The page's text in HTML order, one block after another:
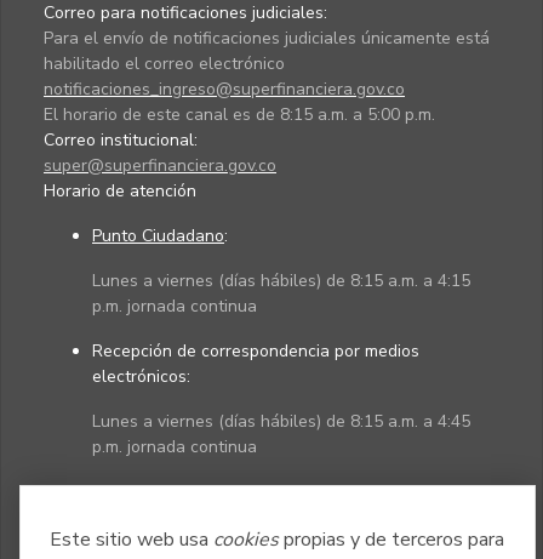
Este sitio web usa cookiespropias y de terceros para
Correo para notificaciones judiciales:
Para el envío de notificaciones judiciales únicamente está
habilitado el correo electrónico
notificaciones_ingreso@superfinanciera.gov.co
El horario de este canal es de 8:15 a.m. a 5:00 p.m.
Correo institucional:
super@superfinanciera.gov.co
Horario de atención
Punto Ciudadano:
Lunes a viernes (días hábiles) de 8:15 a.m. a 4:15
p.m. jornada continua
Recepción de correspondencia por medios
electrónicos:
Lunes a viernes (días hábiles) de 8:15 a.m. a 4:45
p.m. jornada continua